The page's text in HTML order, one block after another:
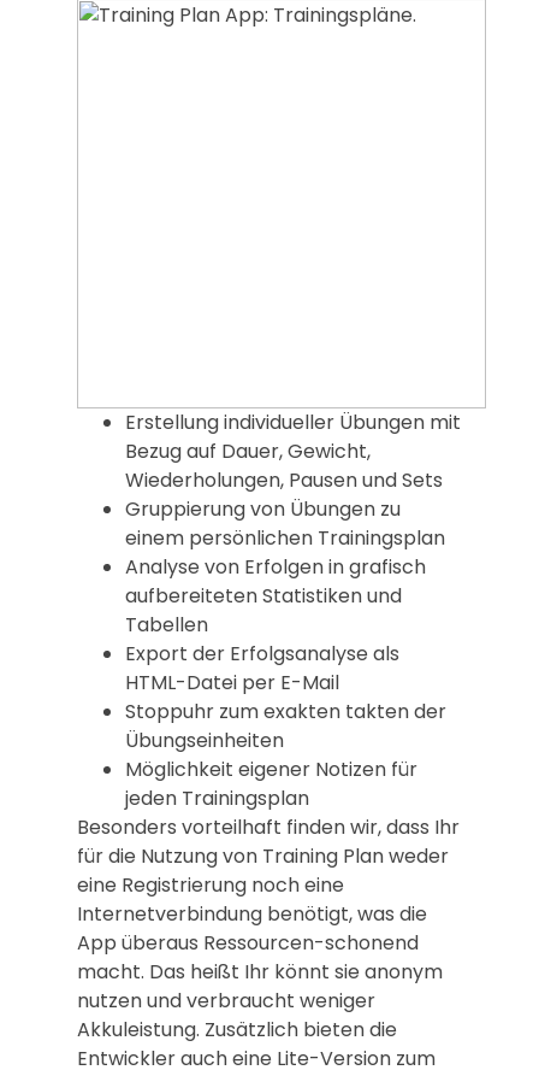
Erstellung individueller Übungen mit
Bezug auf Dauer, Gewicht,
Wiederholungen, Pausen und Sets
Gruppierung von Übungen zu
einem persönlichen Trainingsplan
Analyse von Erfolgen in grafisch
aufbereiteten Statistiken und
Tabellen
Export der Erfolgsanalyse als
HTML-Datei per E-Mail
Stoppuhr zum exakten takten der
Übungseinheiten
Möglichkeit eigener Notizen für
jeden Trainingsplan
Besonders vorteilhaft finden wir, dass Ihr
für die Nutzung von Training Plan weder
eine Registrierung noch eine
Internetverbindung benötigt, was die
App überaus Ressourcen-schonend
macht. Das heißt Ihr könnt sie anonym
nutzen und verbraucht weniger
Akkuleistung. Zusätzlich bieten die
Entwickler auch eine Lite-Version zum